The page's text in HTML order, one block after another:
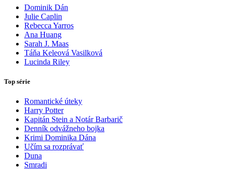
Dominik Dán
Julie Caplin
Rebecca Yarros
Ana Huang
Sarah J. Maas
Táňa Keleová Vasilková
Lucinda Riley
Top série
Romantické úteky
Harry Potter
Kapitán Stein a Notár Barbarič
Denník odvážneho bojka
Krimi Dominika Dána
Učím sa rozprávať
Duna
Smradi